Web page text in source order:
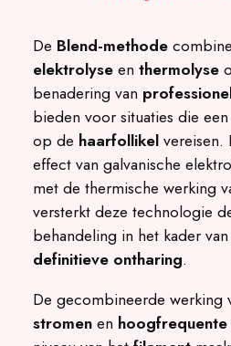
De Blend-methode
elektrolyseenthermolyse
benadering van
bieden voor situaties die
op de haarfollikelvereisen.
effect van galvanische
met de thermische werking
versterkt deze technologie
behandeling in het kader van
definitieve ontharing.
De gecombineerde werking
stromenen